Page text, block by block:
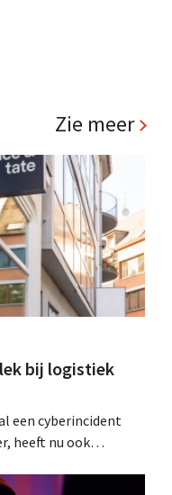
Zie meer
bij logistiek
een cyberincident
heeft nu ook
en